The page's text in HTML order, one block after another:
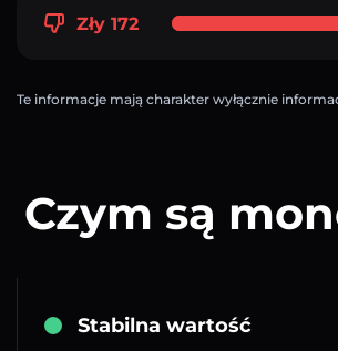
Zły 172
Te informacje mają charakter wyłącznie
Czym są
Stabilna wartość